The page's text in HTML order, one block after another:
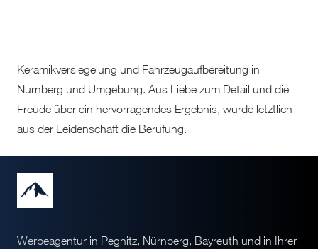
Keramikversiegelung und Fahrzeugaufbereitung in
Nürnberg und Umgebung. Aus Liebe zum Detail und die
Freude über ein hervorragendes Ergebnis, wurde letztlich
aus der Leidenschaft die Berufung.
Werbeagentur in Pegnitz, Nürnberg, Bayreuth und in Ihrer